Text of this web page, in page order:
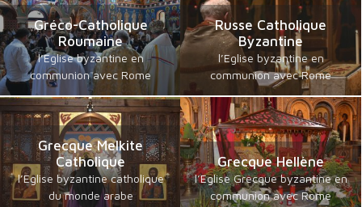
Gréco-Catholique
Roumaine
l’Eglise byzantine en
communion avec Rome
Russe Catholique
Byzantine
l’Eglise byzantine en
communion avec Rome
Grecque Melkite
Catholique
l’Eglise byzantine catholique
du monde arabe
Grecque Hellène
l’Eglise Grecque byzantine en
communion avec Rome